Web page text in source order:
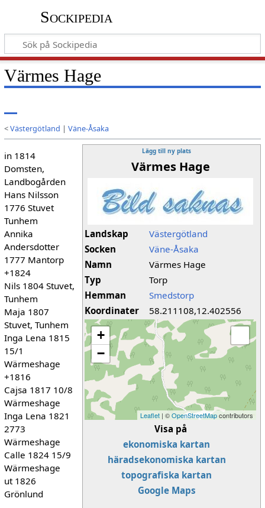
Sockipedia
Värmes Hage
<Västergötland | Väne-Åsaka
Lägg till ny plats
Värmes Hage
Landskap
Västergötland
Socken
Väne-Åsaka
Namn
Värmes Hage
Typ
Torp
Hemman
Smedstorp
Koordinater
58.211108,12.402556
+
−
Leaflet | ©OpenStreetMapcontributors
Visa på
ekonomiska kartan
häradsekonomiska kartan
topografiska kartan
Google Maps
in 1814
Domsten,
Landbogården
Hans Nilsson
1776 Stuvet
Tunhem
Annika
Andersdotter
1777 Mantorp
+1824
Nils 1804 Stuvet,
Tunhem
Maja 1807
Stuvet, Tunhem
Inga Lena 1815
15/1
Wärmeshage
+1816
Cajsa 1817 10/8
Wärmeshage
Inga Lena 1821
2773
Wärmeshage
Calle 1824 15/9
Wärmeshage
ut 1826
Grönlund